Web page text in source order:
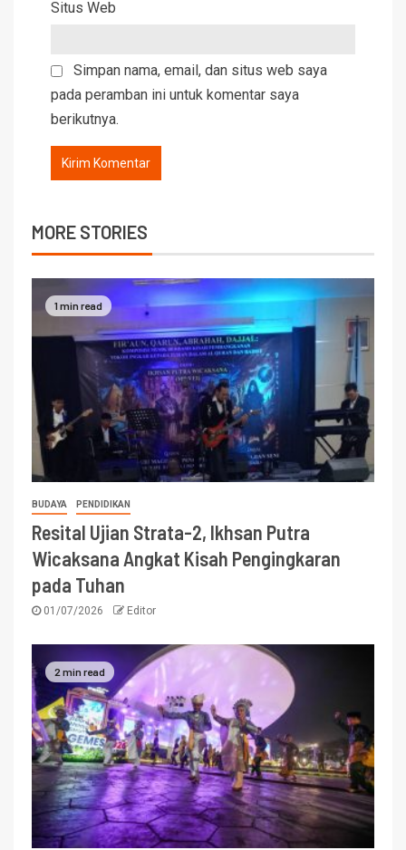
Situs Web
Simpan nama, email, dan situs web saya
pada peramban ini untuk komentar saya
berikutnya.
MORE STORIES
1 min read
BUDAYA PENDIDIKAN
Resital Ujian Strata-2, Ikhsan Putra
Wicaksana Angkat Kisah Pengingkaran
pada Tuhan
01/07/2026 Editor
2 min read